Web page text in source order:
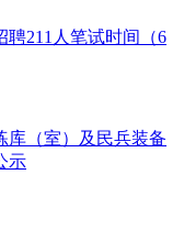
聘211人笔试时间（6
库（室）及民兵装备
示